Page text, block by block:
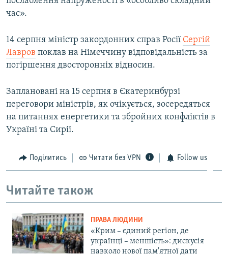
час».
14 серпня міністр закордонних справ Росії Сергій
Лавров поклав на Німеччину відповідальність за
погіршення двосторонніх відносин.
Заплановані на 15 серпня в Єкатеринбурзі
переговори міністрів, як очікується, зосередяться
на питаннях енергетики та збройних конфліктів в
Україні та Сирії.
Поділитись Читати без VPN Follow us
Читайте також
ПРАВА ЛЮДИНИ
«Крим – єдиний регіон, де
українці – меншість»: дискусія
навколо нової пам'ятної дати